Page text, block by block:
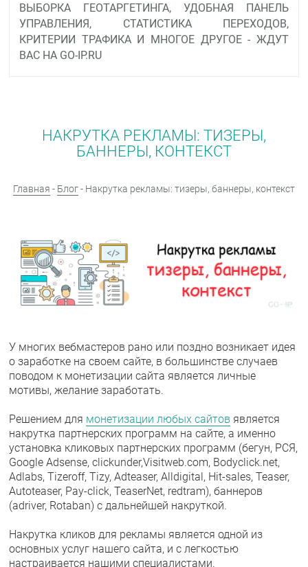
ВЫБОРКА ГЕОТАРГЕТИНГА, УДОБНАЯ ПАНЕЛЬ
УПРАВЛЕНИЯ, СТАТИСТИКА ПЕРЕХОДОВ,
КРИТЕРИИ ТРАФИКА И МНОГОЕ ДРУГОЕ - ЖДУТ
ВАС НА GO-IP.RU
НАКРУТКА РЕКЛАМЫ: ТИЗЕРЫ,
БАННЕРЫ, КОНТЕКСТ
Главная - Блог- Накрутка рекламы: тизеры, баннеры, контекст
У многих вебмастеров рано или поздно возникает идея
о заработке на своем сайте, в большинстве случаев
поводом к монетизации сайта является личные
мотивы, желание заработать.
Решением для монетизации любых сайтов является
накрутка партнерских программ на сайте, а именно
установка кликовых партнерских программ (бегун, РСЯ,
Google Adsense, clickunder,Visitweb.com, Bodyclick.net,
Adlabs, Tizeroff, Tizy, Adteaser, Alldigital, Hit-sales, Teaser,
Autoteaser, Pay-click, TeaserNet, redtram), баннеров
(adriver, Rotaban) с дальнейшей накруткой.
Накрутка кликов для рекламы является одной из
основных услуг нашего сайта, и с легкостью
настраивается нашими специалистами.